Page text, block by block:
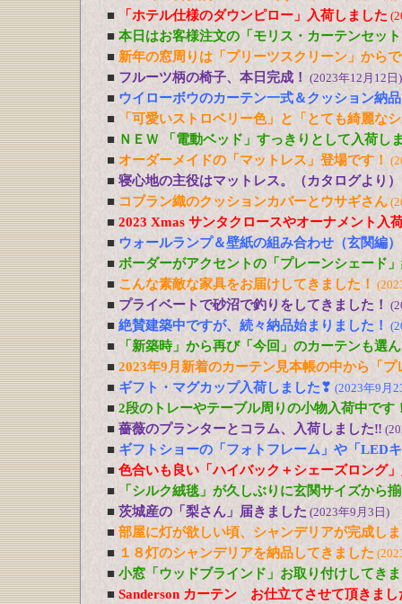
■ 「ホテル仕様のダウンピロー」入荷しました
■ 本日はお客様注文の「モリス・カーテンセッ
■ 新年の窓周りは「プリーツスクリーン」から
■ フルーツ柄の椅子、本日完成！ (2023年12月12日)
■ ウイローボウのカーテン一式＆クッション納
■
「可愛いストロベリー色」と「とても綺麗な
■ ＮＥＷ 「電動ベッド」すっきりとして入荷し
■ オーダーメイドの「マットレス」登場です！
■ 寝心地の主役はマットレス。（カタログより）
■ コブラン織のクッションカバーとウサギさん
■ 2023 Xmas サンタクロースやオーナメント入
■ ウォールランプ＆壁紙の組み合わせ（玄関編）
■ ボーダーがアクセントの「プレーンシェード
■ こんな素敵な家具をお届けしてきました！
■ プライベートで砂沼で釣りをしてきました！
■ 絶賛建築中ですが、続々納品始まりました！
■
「新築時」から再び「今回」のカーテンも選
■ 2023年9月新着のカーテン見本帳の中から「
■ ギフト・マグカップ入荷しました❣ (2023年9月
■ 2段のトレーやテーブル周りの小物入荷中です
■ 薔薇のプランターとコラム、入荷しました‼
■ ギフトショーの「フォトフレーム」や「LED
■ 色合いも良い「ハイバック＋シェーズロング
■
「シルク絨毯」が久しぶりに玄関サイズから
■ 茨城産の「梨さん」届きました (2023年9月3日)
■ 部屋に灯が欲しい頃、シャンデリアが完成し
■ １８灯のシャンデリアを納品してきました
■ 小窓「ウッドブラインド」お取り付けしてき
■ Sanderson カーテン お仕立てさせて頂きまし